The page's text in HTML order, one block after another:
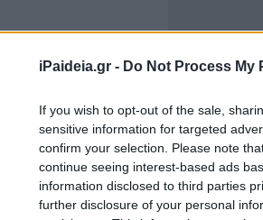
iPaideia.gr - Do Not Process My
If you wish to opt-out of the sale,
sensitive information for targeted
confirm your selection. Please note
continue seeing interest-based ads
information disclosed to third parties
further disclosure of your personal